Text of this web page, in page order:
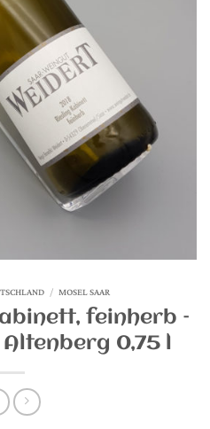
/ MOSEL SAAR
feinherb –
0,75 l